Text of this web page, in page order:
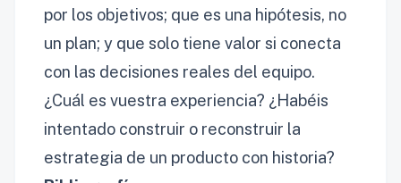
por los objetivos; que es una hipótesis, no
un plan; y que solo tiene valor si conecta
con las decisiones reales del equipo.
¿Cuál es vuestra experiencia? ¿Habéis
intentado construir o reconstruir la
estrategia de un producto con historia?